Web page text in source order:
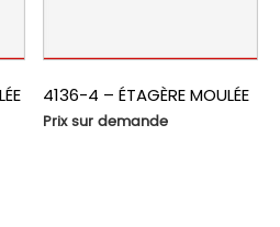
4136-4 – ÉTAGÈRE MOULÉE
Prix sur demande